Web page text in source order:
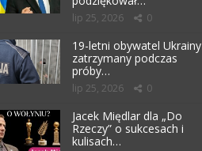
lip 25, 2026 0
19-letni obywatel Ukrainy
zatrzymany podczas
próby…
lip 25, 2026 0
Jacek Międlar dla „Do
Rzeczy” o sukcesach i
kulisach…